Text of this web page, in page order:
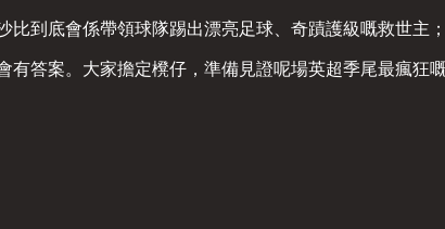
到底會係帶領球隊踢出漂亮足球、奇蹟護級嘅救世主
答案。大家擔定櫈仔，準備見證呢場英超季尾最瘋狂嘅